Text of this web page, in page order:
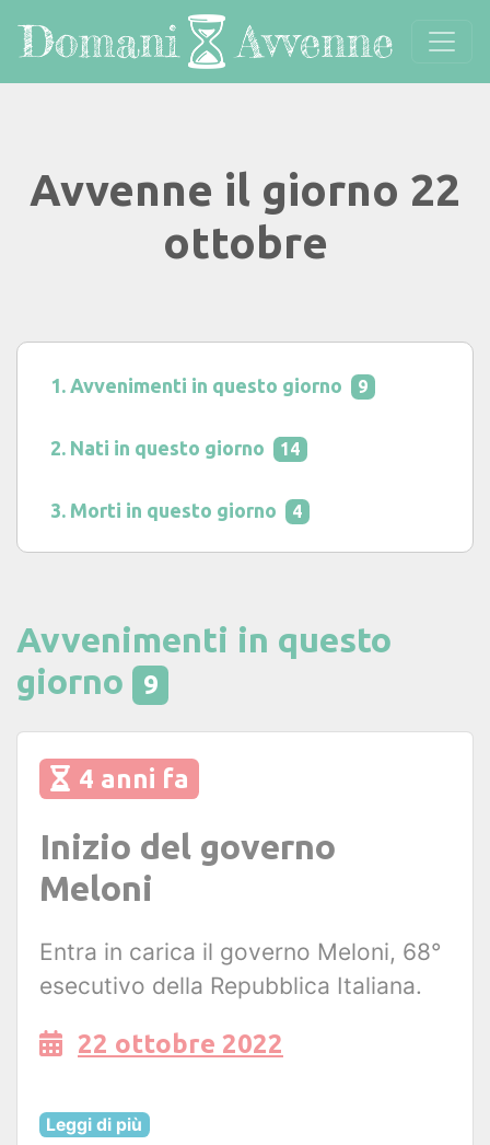
Avvenne il giorno 22
ottobre
Avvenimenti in questo giorno 9
Nati in questo giorno 14
Morti in questo giorno 4
Avvenimenti in questo
giorno
9
4 anni fa
Inizio del governo
Meloni
Entra in carica il governo Meloni, 68°
esecutivo della Repubblica Italiana.
22 ottobre 2022
Leggi di più